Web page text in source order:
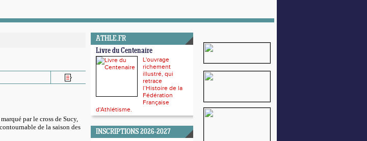
par le cross de Sucy,
de la saison des
ATHLE.FR
Livre du Centenaire
L'ouvrage
richement
illustré, qui
retrace
l’Histoire de la
Fédération
Française
d'Athlétisme.
INSCRIPTIONS 2026-2027